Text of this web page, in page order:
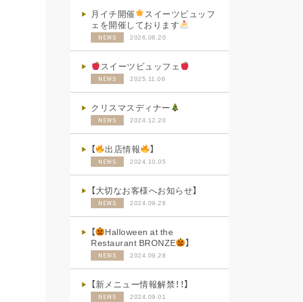
月イチ開催
スイーツビュッフ
ェを開催しております
NEWS 2026.06.20
スイーツビュッフェ
NEWS 2025.11.06
クリスマスディナー
NEWS 2024.12.20
【 出店情報 】
NEWS 2024.10.05
【大切なお客様へお知らせ】
NEWS 2024.09.28
【
Halloween at the
Restaurant BRONZE
】
NEWS 2024.09.28
【新メニュー情報解禁！！】
NEWS 2024.09.01